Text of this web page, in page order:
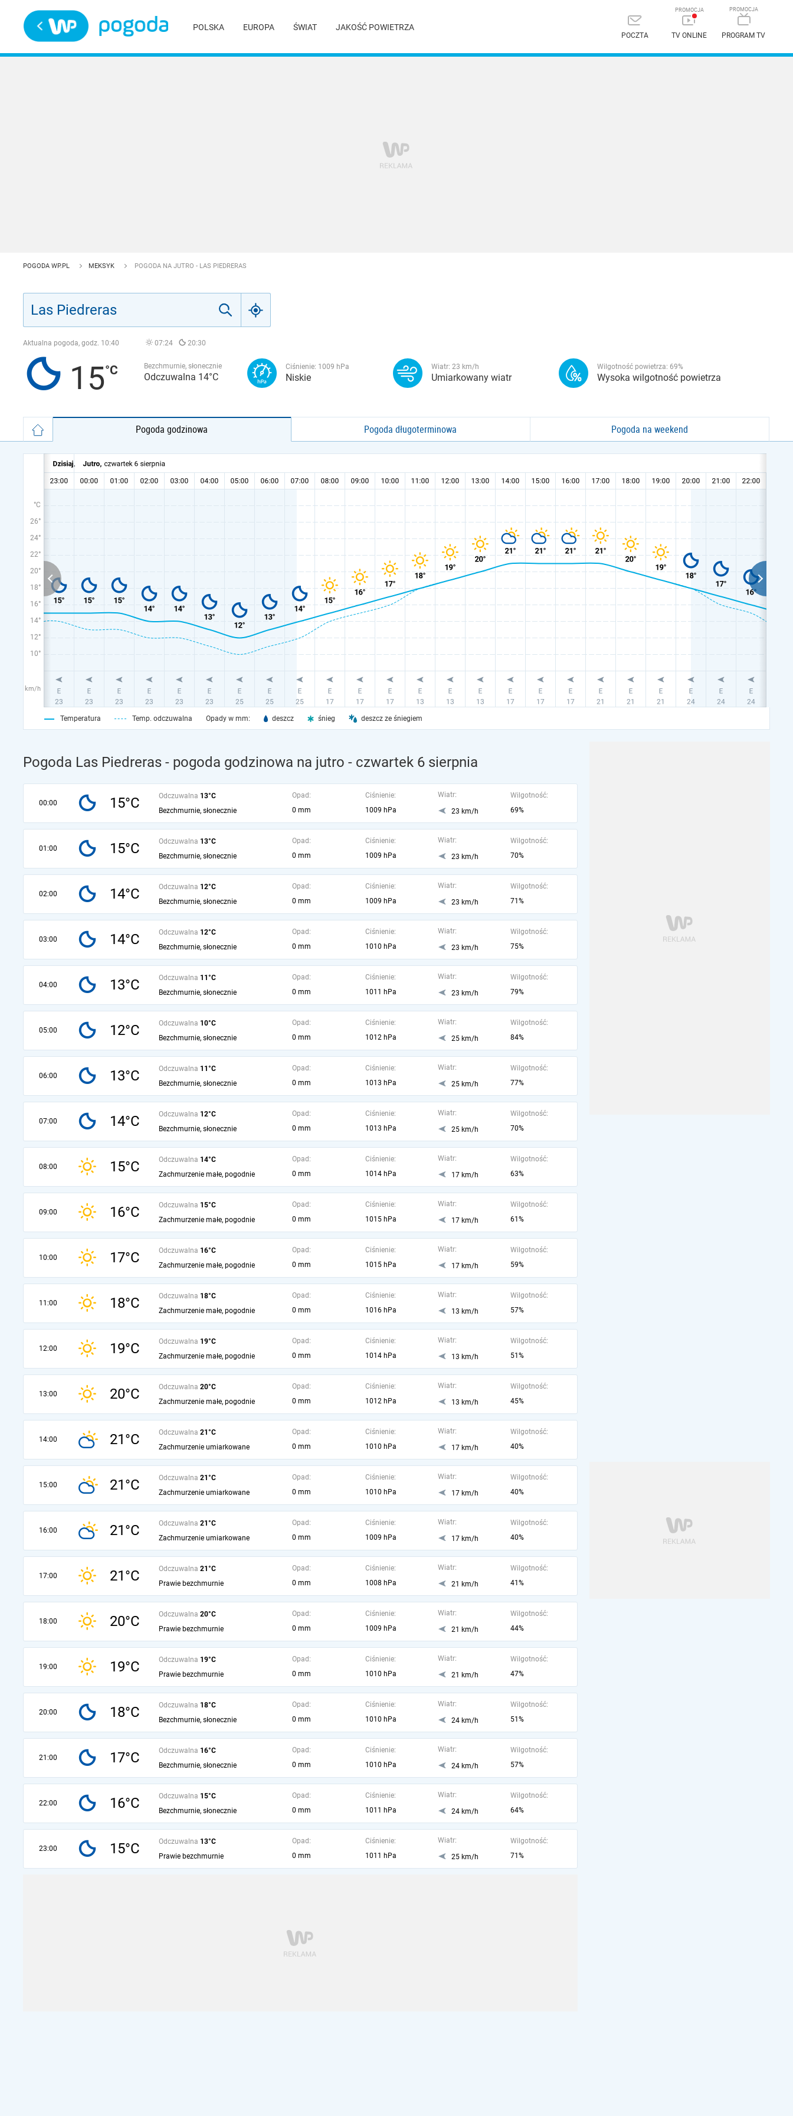
POLSKA EUROPA ŚWIAT JAKOŚĆ POWIETRZA
POCZTA TV ONLINE PROGRAM TV
POGODA WP.PL MEKSYK POGODA NA JUTRO - LAS PIEDRERAS
Aktualna pogoda, godz. 10:40 07:24 20:30
15 Bezchmurnie, słonecznie
Odczuwalna 14°C
Ciśnienie: 1009 hPa
Niskie
Wiatr: 23 km/h
Umiarkowany wiatr
Wilgotność powietrza: 69%
Wysoka wilgotność powietrza
Pogoda godzinowa Pogoda długoterminowa Pogoda na weekend
°C
26°
24°
22°
20°
18°
16°
14°
12°
10°
km/h
Temperatura Temp. odczuwalna Opady w mm: deszcz śnieg deszcz ze śniegiem
Pogoda Las Piedreras - pogoda godzinowa na jutro - czwartek 6 sierpnia
00:00 15°C Odczuwalna 13°C
Bezchmurnie, słonecznie
Opad:
0 mm
Ciśnienie:
1009 hPa
Wiatr:
23 km/h
Wilgotność:
69%
01:00 15°C Odczuwalna 13°C
Bezchmurnie, słonecznie
Opad:
0 mm
Ciśnienie:
1009 hPa
Wiatr:
23 km/h
Wilgotność:
70%
02:00 14°C Odczuwalna 12°C
Bezchmurnie, słonecznie
Opad:
0 mm
Ciśnienie:
1009 hPa
Wiatr:
23 km/h
Wilgotność:
71%
03:00 14°C Odczuwalna 12°C
Bezchmurnie, słonecznie
Opad:
0 mm
Ciśnienie:
1010 hPa
Wiatr:
23 km/h
Wilgotność:
75%
04:00 13°C Odczuwalna 11°C
Bezchmurnie, słonecznie
Opad:
0 mm
Ciśnienie:
1011 hPa
Wiatr:
23 km/h
Wilgotność:
79%
05:00 12°C Odczuwalna 10°C
Bezchmurnie, słonecznie
Opad:
0 mm
Ciśnienie:
1012 hPa
Wiatr:
25 km/h
Wilgotność:
84%
06:00 13°C Odczuwalna 11°C
Bezchmurnie, słonecznie
Opad:
0 mm
Ciśnienie:
1013 hPa
Wiatr:
25 km/h
Wilgotność:
77%
07:00 14°C Odczuwalna 12°C
Bezchmurnie, słonecznie
Opad:
0 mm
Ciśnienie:
1013 hPa
Wiatr:
25 km/h
Wilgotność:
70%
08:00 15°C Odczuwalna 14°C
Zachmurzenie małe, pogodnie
Opad:
0 mm
Ciśnienie:
1014 hPa
Wiatr:
17 km/h
Wilgotność:
63%
09:00 16°C Odczuwalna 15°C
Zachmurzenie małe, pogodnie
Opad:
0 mm
Ciśnienie:
1015 hPa
Wiatr:
17 km/h
Wilgotność:
61%
10:00 17°C Odczuwalna 16°C
Zachmurzenie małe, pogodnie
Opad:
0 mm
Ciśnienie:
1015 hPa
Wiatr:
17 km/h
Wilgotność:
59%
11:00 18°C Odczuwalna 18°C
Zachmurzenie małe, pogodnie
Opad:
0 mm
Ciśnienie:
1016 hPa
Wiatr:
13 km/h
Wilgotność:
57%
12:00 19°C Odczuwalna 19°C
Zachmurzenie małe, pogodnie
Opad:
0 mm
Ciśnienie:
1014 hPa
Wiatr:
13 km/h
Wilgotność:
51%
13:00 20°C Odczuwalna 20°C
Zachmurzenie małe, pogodnie
Opad:
0 mm
Ciśnienie:
1012 hPa
Wiatr:
13 km/h
Wilgotność:
45%
14:00 21°C Odczuwalna 21°C
Zachmurzenie umiarkowane
Opad:
0 mm
Ciśnienie:
1010 hPa
Wiatr:
17 km/h
Wilgotność:
40%
15:00 21°C Odczuwalna 21°C
Zachmurzenie umiarkowane
Opad:
0 mm
Ciśnienie:
1010 hPa
Wiatr:
17 km/h
Wilgotność:
40%
16:00 21°C Odczuwalna 21°C
Zachmurzenie umiarkowane
Opad:
0 mm
Ciśnienie:
1009 hPa
Wiatr:
17 km/h
Wilgotność:
40%
17:00 21°C Odczuwalna 21°C
Prawie bezchmurnie
Opad:
0 mm
Ciśnienie:
1008 hPa
Wiatr:
21 km/h
Wilgotność:
41%
18:00 20°C Odczuwalna 20°C
Prawie bezchmurnie
Opad:
0 mm
Ciśnienie:
1009 hPa
Wiatr:
21 km/h
Wilgotność:
44%
19:00 19°C Odczuwalna 19°C
Prawie bezchmurnie
Opad:
0 mm
Ciśnienie:
1010 hPa
Wiatr:
21 km/h
Wilgotność:
47%
20:00 18°C Odczuwalna 18°C
Bezchmurnie, słonecznie
Opad:
0 mm
Ciśnienie:
1010 hPa
Wiatr:
24 km/h
Wilgotność:
51%
21:00 17°C Odczuwalna 16°C
Bezchmurnie, słonecznie
Opad:
0 mm
Ciśnienie:
1010 hPa
Wiatr:
24 km/h
Wilgotność:
57%
22:00 16°C Odczuwalna 15°C
Bezchmurnie, słonecznie
Opad:
0 mm
Ciśnienie:
1011 hPa
Wiatr:
24 km/h
Wilgotność:
64%
23:00 15°C Odczuwalna 13°C
Prawie bezchmurnie
Opad:
0 mm
Ciśnienie:
1011 hPa
Wiatr:
25 km/h
Wilgotność:
71%